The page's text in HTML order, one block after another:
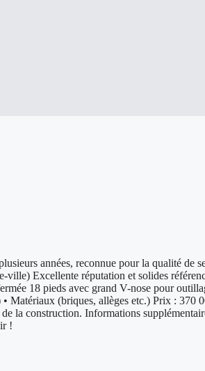
années, reconnue pour la qualité de
Excellente réputation et solides
18 pieds avec grand V-nose pour
Matériaux (briques, allèges etc.) Prix :
la construction. Informations
!